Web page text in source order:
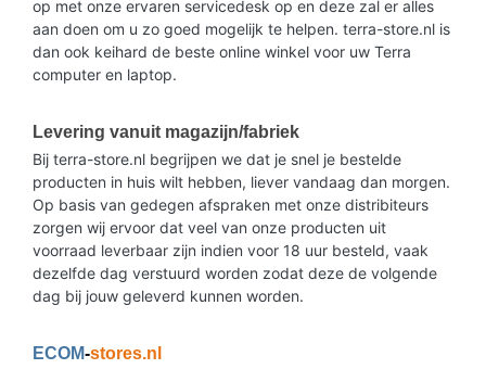
op met onze ervaren servicedesk op en deze zal er alles
aan doen om u zo goed mogelijk te helpen. terra-store.nl is
dan ook keihard de beste online winkel voor uw Terra
computer en laptop.
Levering vanuit magazijn/fabriek
Bij terra-store.nl begrijpen we dat je snel je bestelde
producten in huis wilt hebben, liever vandaag dan morgen.
Op basis van gedegen afspraken met onze distribiteurs
zorgen wij ervoor dat veel van onze producten uit
voorraad leverbaar zijn indien voor 18 uur besteld, vaak
dezelfde dag verstuurd worden zodat deze de volgende
dag bij jouw geleverd kunnen worden.
ECOM-stores.nl